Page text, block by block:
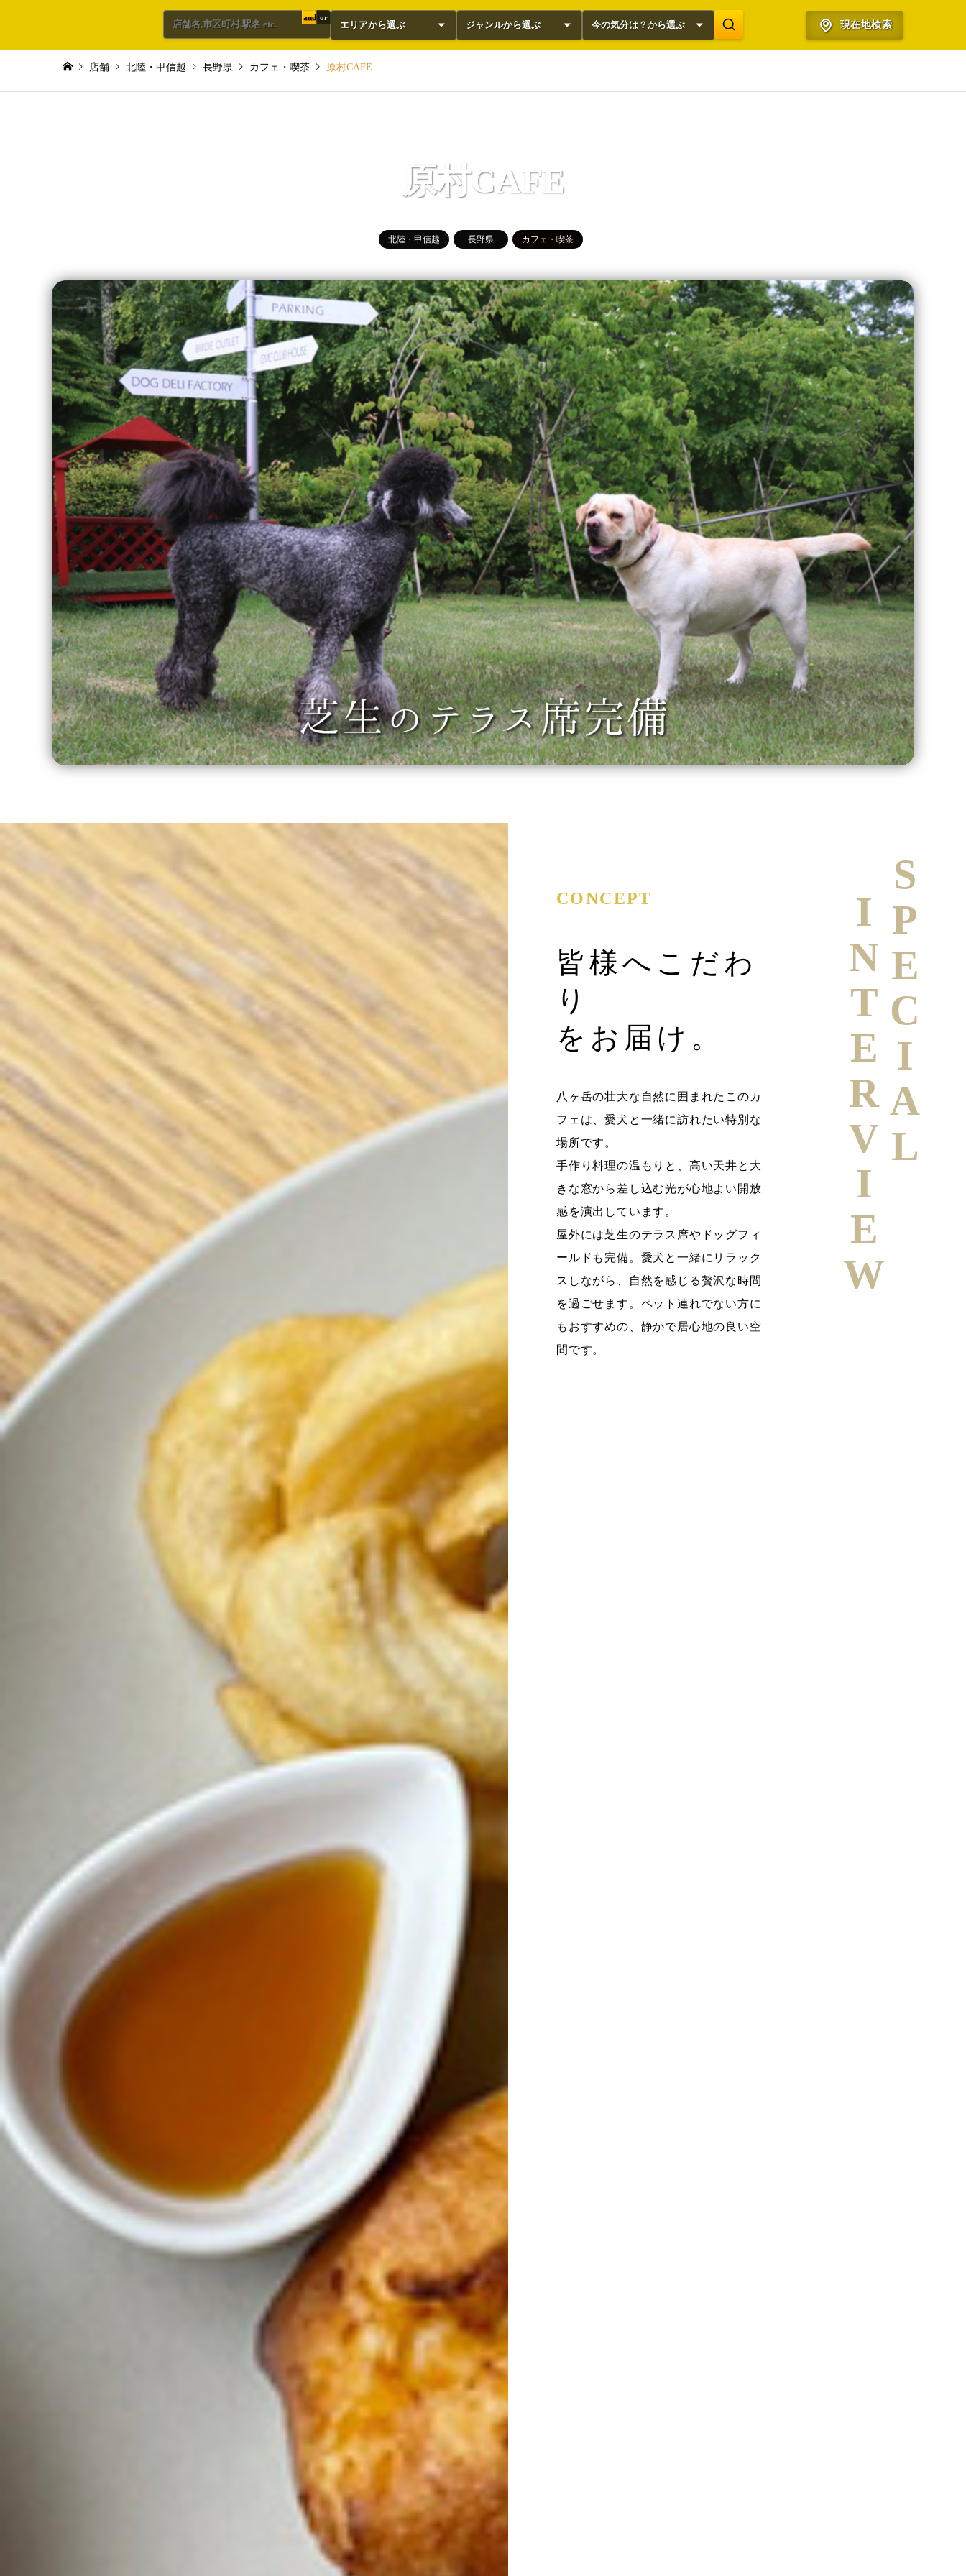
and or
エリアから選ぶ ジャンルから選ぶ 今の気分は？から選ぶ 現在地検索
店舗 北陸・甲信越 長野県 カフェ・喫茶 原村CAFE
原村CAFE
北陸・甲信越 長野県 カフェ・喫茶
CONCEPT
皆様へこだわ
り
をお届け。
八ヶ岳の壮大な自然に囲まれたこのカ
フェは、愛犬と一緒に訪れたい特別な
場所です。
手作り料理の温もりと、高い天井と大
きな窓から差し込む光が心地よい開放
感を演出しています。
屋外には芝生のテラス席やドッグフィ
ールドも完備。愛犬と一緒にリラック
スしながら、自然を感じる贅沢な時間
を過ごせます。ペット連れでない方に
もおすすめの、静かで居心地の良い空
間です。
SPECIAL
INTERVIEW